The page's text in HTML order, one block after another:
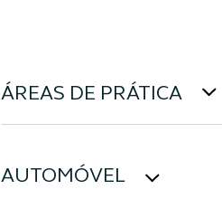
ÁREAS DE PRÁTICA
AUTOMÓVEL